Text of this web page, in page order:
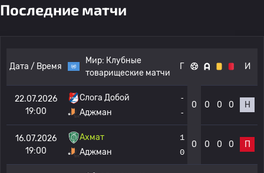
Последние матчи
Дата / Время
Мир: Клубные
товарищеские матчи
Г И
22.07.2026
19:00
Слога Добой
Аджман
-
-
0 0 0 0 Н
16.07.2026
19:00
Ахмат
Аджман
1
0
0 0 0 0 П